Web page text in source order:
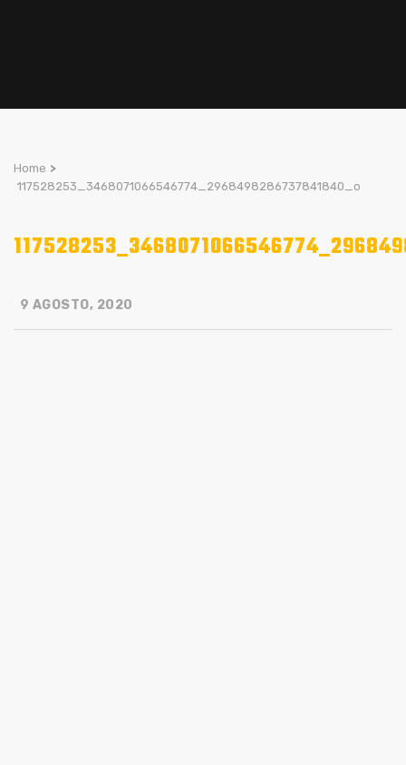
Home >
117528253_3468071066546774_2968498286737841840_o
9 AGOSTO, 2020